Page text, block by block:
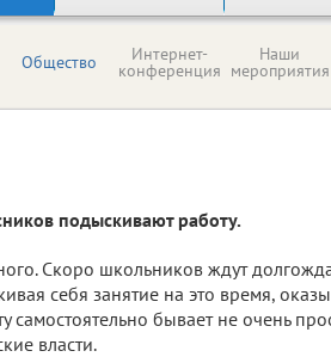
Общество Интернет-
конференция
Наши
мероприятия
подыскивают работу.
Скоро школьников ждут
себя занятие на это время,
самостоятельно бывает не очень
власти.